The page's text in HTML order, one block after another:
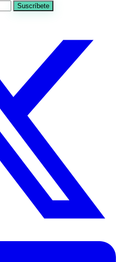
Suscríbete